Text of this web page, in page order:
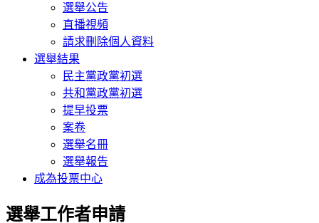
選舉公告
直播視頻
請求刪除個人資料
選舉結果
民主黨政黨初選
共和黨政黨初選
提早投票
案卷
選舉名冊
選舉報告
成為投票中心
選舉工作者申請